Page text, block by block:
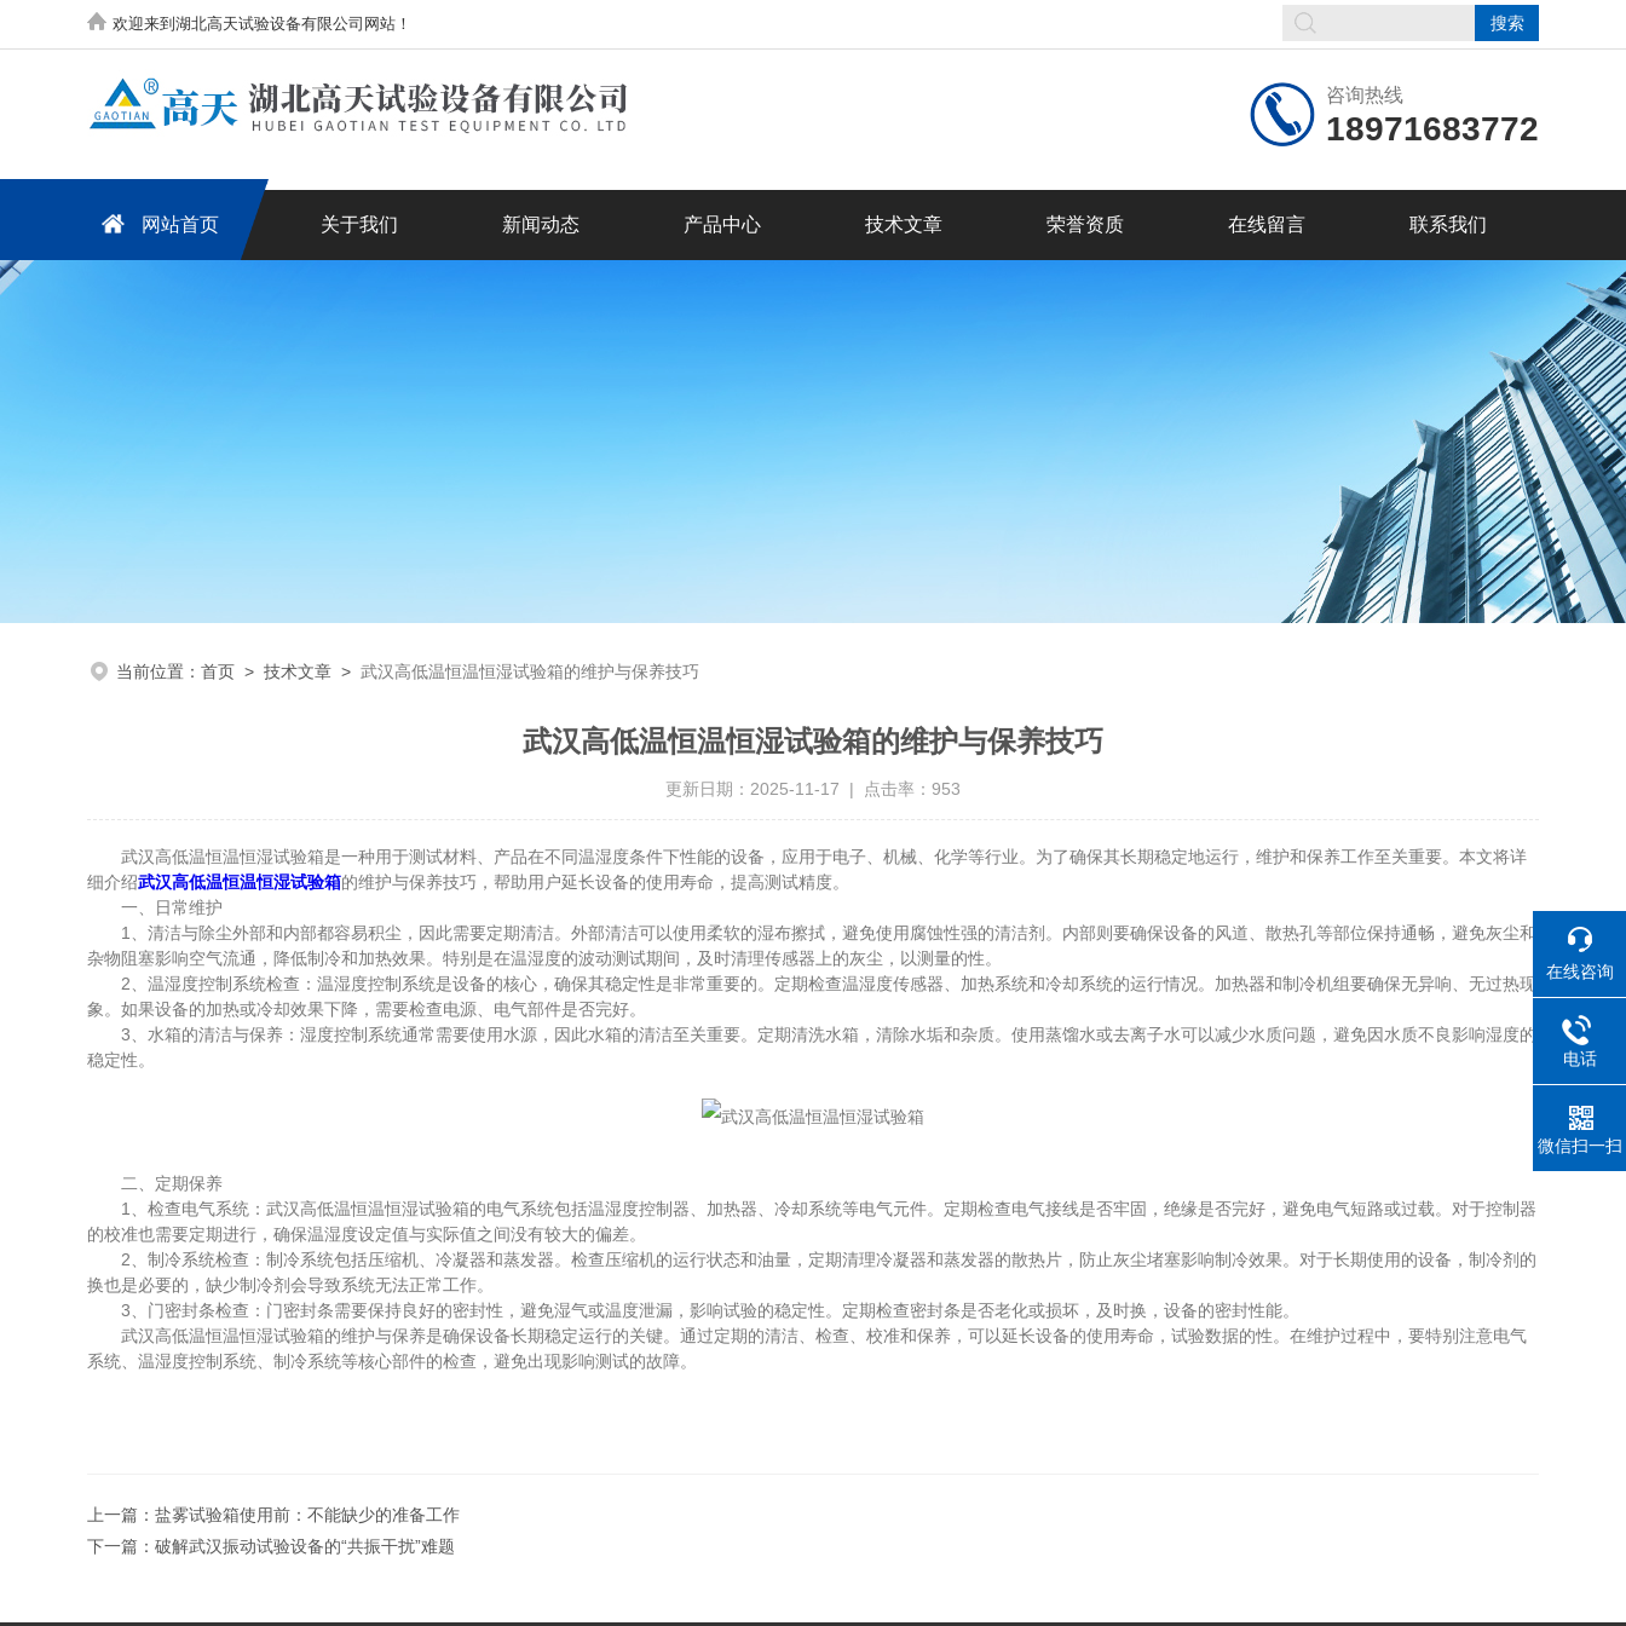
欢迎来到湖北高天试验设备有限公司网站！
咨询热线
18971683772
网站首页 关于我们 新闻动态 产品中心 技术文章 荣誉资质 在线留言 联系我们
当前位置： 首页 > 技术文章 > 武汉高低温恒温恒湿试验箱的维护与保养技巧
武汉高低温恒温恒湿试验箱的维护与保养技巧
更新日期：2025-11-17 | 点击率：953
武汉高低温恒温恒湿试验箱是一种用于测试材料、产品在不同温湿度条件下性能的设备，应用于电子、机械、化学等行业。为了确保其长期稳定地运行，维护和保养工作至关重要。本文将详
细介绍武汉高低温恒温恒湿试验箱的维护与保养技巧，帮助用户延长设备的使用寿命，提高测试精度。
一、日常维护
1、清洁与除尘外部和内部都容易积尘，因此需要定期清洁。外部清洁可以使用柔软的湿布擦拭，避免使用腐蚀性强的清洁剂。内部则要确保设备的风道、散热孔等部位保持通畅，避免灰尘和
杂物阻塞影响空气流通，降低制冷和加热效果。特别是在温湿度的波动测试期间，及时清理传感器上的灰尘，以测量的性。
2、温湿度控制系统检查：温湿度控制系统是设备的核心，确保其稳定性是非常重要的。定期检查温湿度传感器、加热系统和冷却系统的运行情况。加热器和制冷机组要确保无异响、无过热现
象。如果设备的加热或冷却效果下降，需要检查电源、电气部件是否完好。
3、水箱的清洁与保养：湿度控制系统通常需要使用水源，因此水箱的清洁至关重要。定期清洗水箱，清除水垢和杂质。使用蒸馏水或去离子水可以减少水质问题，避免因水质不良影响湿度的
稳定性。
二、定期保养
1、检查电气系统：武汉高低温恒温恒湿试验箱的电气系统包括温湿度控制器、加热器、冷却系统等电气元件。定期检查电气接线是否牢固，绝缘是否完好，避免电气短路或过载。对于控制器
的校准也需要定期进行，确保温湿度设定值与实际值之间没有较大的偏差。
2、制冷系统检查：制冷系统包括压缩机、冷凝器和蒸发器。检查压缩机的运行状态和油量，定期清理冷凝器和蒸发器的散热片，防止灰尘堵塞影响制冷效果。对于长期使用的设备，制冷剂的
换也是必要的，缺少制冷剂会导致系统无法正常工作。
3、门密封条检查：门密封条需要保持良好的密封性，避免湿气或温度泄漏，影响试验的稳定性。定期检查密封条是否老化或损坏，及时换，设备的密封性能。
武汉高低温恒温恒湿试验箱的维护与保养是确保设备长期稳定运行的关键。通过定期的清洁、检查、校准和保养，可以延长设备的使用寿命，试验数据的性。在维护过程中，要特别注意电气
系统、温湿度控制系统、制冷系统等核心部件的检查，避免出现影响测试的故障。
上一篇： 盐雾试验箱使用前：不能缺少的准备工作
下一篇： 破解武汉振动试验设备的“共振干扰”难题
在线咨询
电话
微信扫一扫